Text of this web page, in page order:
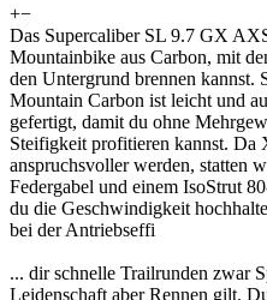
+−
Das Supercaliber SL 9.7 GX
Mountainbike aus Carbon, mit
den Untergrund brennen kannst.
Mountain Carbon ist leicht und
gefertigt, damit du ohne
Steifigkeit profitieren kannst. Da
anspruchsvoller werden, statten
Federgabel und einem IsoStrut
du die Geschwindigkeit
bei der Antriebseffi
... dir schnelle Trailrunden zwar
Leidenschaft aber Rennen gilt.